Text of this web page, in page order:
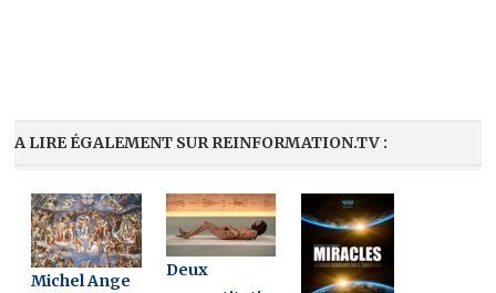
A LIRE ÉGALEMENT SUR REINFORMATION.TV :
Michel Ange
Deux